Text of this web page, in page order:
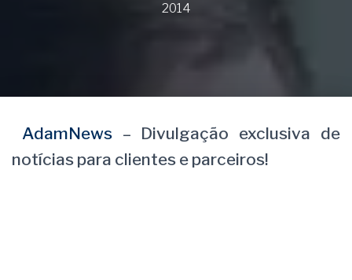
2014
AdamNews– Divulgação exclusiva de
notícias para clientes e parceiros!